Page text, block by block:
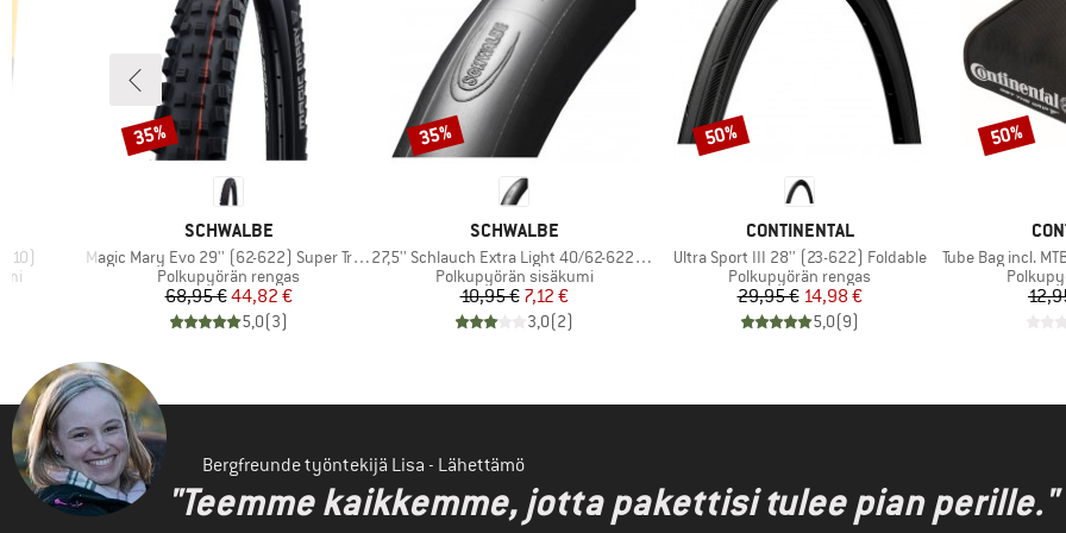
MERKKI
SCHWALBE
Tuote
Magic Mary Evo 29'' (62-622) Super Trail TLE
Tuoteryhmä
Polkupyörän rengas
Hinta
68,95 €Alennettu hinta
44,82 €
5,0(3)
Alennus
35%
MERKKI
SCHWALBE
Tuote
27,5'' Schlauch Extra Light 40/62-622/635 SV 19A
Tuoteryhmä
Polkupyörän sisäkumi
Hinta
10,95 €Alennettu hinta
7,12 €
3,0(2)
Alennus
35%
MERKKI
CONTINENTAL
Tuote
Ultra Sport III 28'' (23-622) Foldable
Tuoteryhmä
Polkupyörän rengas
Hinta
29,95 €Alennettu hinta
14,98 €
5,0(9)
Alennus
50%
Tuote
Tube Bag incl. MTB
Alennus
50%
Bergfreunde työntekijä Lisa - Lähettämö
"Teemme kaikkemme, jotta pakettisi tulee pian perille."